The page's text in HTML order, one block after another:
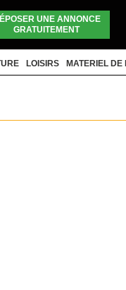
UNE ANNONCE
GRATUITEMENT
LOISIRS MATERIEL DE